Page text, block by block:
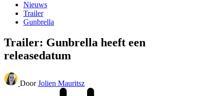
Nieuws
Trailer
Gunbrella
Trailer: Gunbrella heeft een
releasedatum
Door Jolien Mauritsz